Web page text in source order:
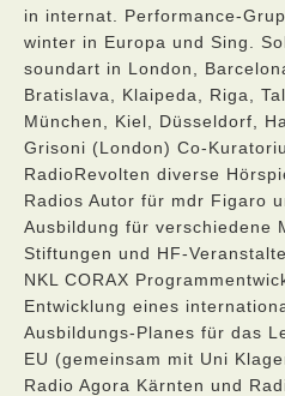
in internat. Performance-
winter in Europa und Sing.
soundart in London,
Bratislava, Klaipeda, Riga,
München, Kiel, Düsseldorf,
Grisoni (London) Co-
RadioRevolten diverse
Radios Autor für mdr Figaro
Ausbildung für verschiedene
Stiftungen und HF-
NKL CORAX
Entwicklung eines
Ausbildungs-Planes für das
EU (gemeinsam mit Uni
Radio Agora Kärnten und